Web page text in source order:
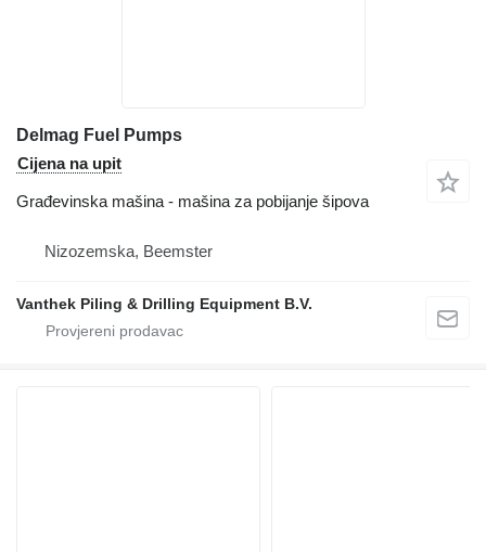
Delmag Fuel Pumps
Cijena na upit
Građevinska mašina - mašina za pobijanje šipova
Nizozemska, Beemster
Vanthek Piling & Drilling Equipment B.V.